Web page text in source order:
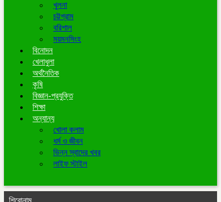
খুলনা
চট্টগ্রাম
বরিশাল
ময়মনসিংহ
বিনোদন
খেলাধুলা
অর্থনৈতিক
কৃষি
বিজ্ঞান-প্রযুক্তি
শিক্ষা
অন্যান্য
খোলা কলাম
ধর্ম ও জীবন
ভিন্ন স্বাদের খবর
লাইফ স্টাইল